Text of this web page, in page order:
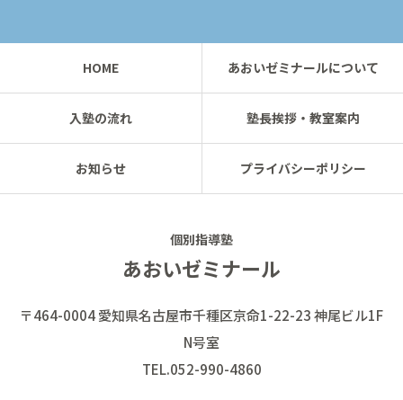
HOME あおいゼミナールについて
入塾の流れ 塾長挨拶・教室案内
お知らせ プライバシーポリシー
個別指導塾
あおいゼミナール
〒464-0004 愛知県名古屋市千種区京命1-22-23 神尾ビル1F
N号室
TEL.052-990-4860